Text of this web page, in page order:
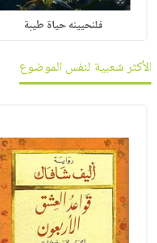
فلنحيينه حياة طيبة
الأكثر شعبية لنفس الموضوع